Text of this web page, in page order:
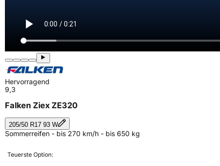
Hervorragend
9,3
Falken Ziex ZE320
205/50 R17 93 W
Sommerreifen - bis 270 km/h - bis 650 kg
Teuerste Option: